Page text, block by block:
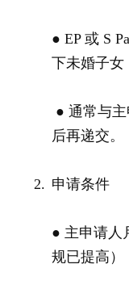
● EP 或 S
下未婚子女
● 通常与
后再递交。
申请条件
● 主申请人
规已提高）